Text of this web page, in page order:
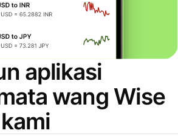
aplikasi
wang Wise